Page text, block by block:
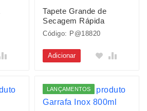
Tapete Grande de
Secagem Rápida
Código: P@18820
Adicionar
LANÇAMENTOS